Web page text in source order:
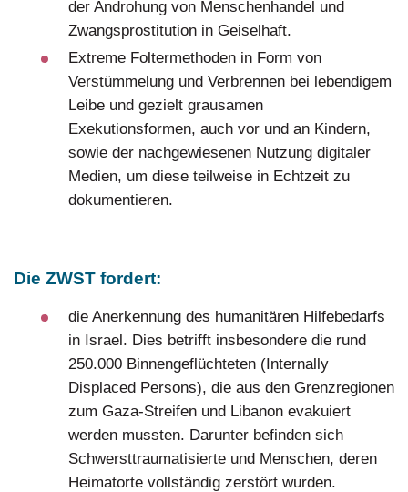
der Androhung von Menschenhandel und
Zwangsprostitution in Geiselhaft.
Extreme Foltermethoden in Form von
Verstümmelung und Verbrennen bei lebendigem
Leibe und gezielt grausamen
Exekutionsformen, auch vor und an Kindern,
sowie der nachgewiesenen Nutzung digitaler
Medien, um diese teilweise in Echtzeit zu
dokumentieren.
Die ZWST fordert:
die Anerkennung des humanitären Hilfebedarfs
in Israel. Dies betrifft insbesondere die rund
250.000 Binnengeflüchteten (Internally
Displaced Persons), die aus den Grenzregionen
zum Gaza-Streifen und Libanon evakuiert
werden mussten. Darunter befinden sich
Schwersttraumatisierte und Menschen, deren
Heimatorte vollständig zerstört wurden.